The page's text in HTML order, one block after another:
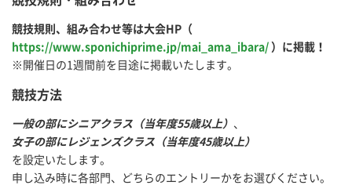
競技規則、組み合わせ等は大会HP（
https://www.sponichiprime.jp/mai_ama_ibara/）に掲載！
※開催日の1週間前を目途に掲載いたします。
競技方法
一般の部にシニアクラス（当年度55歳以上） 、
女子の部にレジェンズクラス（当年度45歳以上）
を設定いたします。
申し込み時に各部門、どちらのエントリーかをお選びください。